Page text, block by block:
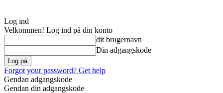
Log ind
Velkommen! Log ind på din konto
dit brugernavn
Din adgangskode
Forgot your password? Get help
Gendan adgangskode
Gendan din adgangskode